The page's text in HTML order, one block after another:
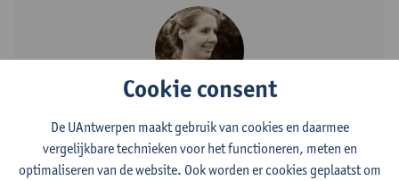
Contact
Stadscampus
Cookie consent
De UAntwerpen maakt gebruik van cookies en daarmee
vergelijkbare technieken voor het functioneren, meten en
optimaliseren van de website. Ook worden er cookies geplaatst om